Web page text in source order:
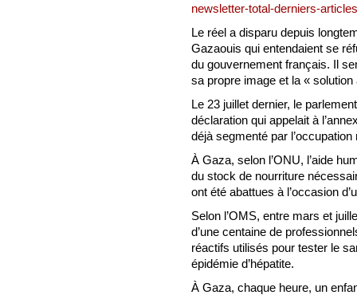
newsletter-total-derniers-
Le réel a disparu depuis
Gazaouis qui entendaient se
du gouvernement français. Il
sa propre image et la «
Le 23 juillet dernier, le
déclaration qui appelait à
déjà segmenté par
À Gaza, selon l’ONU, l’aide
du stock de nourriture
ont été abattues à l’occasion
Selon l’OMS, entre mars et
d’une centaine de
réactifs utilisés pour tester le
épidémie d’hépatite.
À Gaza, chaque heure, un